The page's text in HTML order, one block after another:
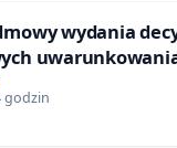
wydania
biometanu
oraz
i Puszczy
godzin